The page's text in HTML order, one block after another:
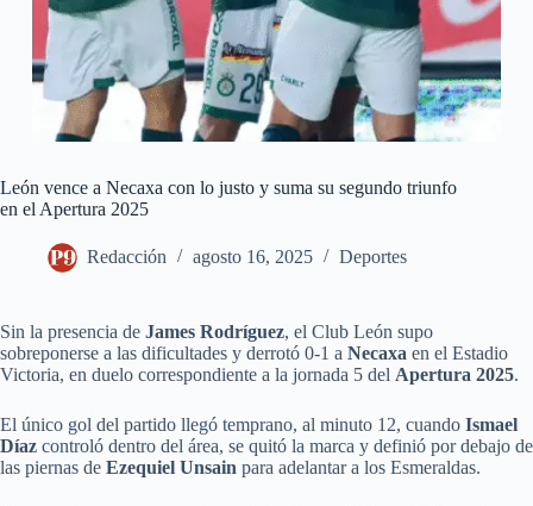
León vence a Necaxa con lo justo y suma su segundo triunfo
en el Apertura 2025
Redacción agosto 16, 2025 Deportes
Sin la presencia de James Rodríguez, el Club León supo
sobreponerse a las dificultades y derrotó 0-1 a Necaxa en el Estadio
Victoria, en duelo correspondiente a la jornada 5 del Apertura 2025.
El único gol del partido llegó temprano, al minuto 12, cuando Ismael
Díaz controló dentro del área, se quitó la marca y definió por debajo de
las piernas de Ezequiel Unsain para adelantar a los Esmeraldas.